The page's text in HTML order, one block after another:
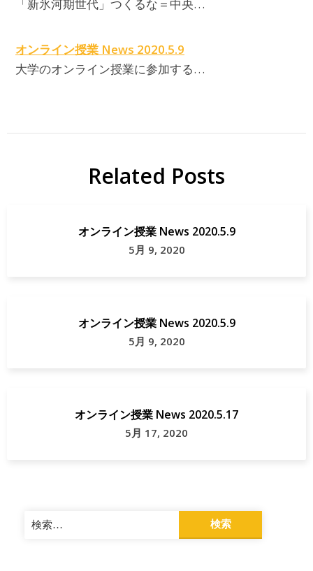
「新氷河期世代」つくるな＝中央…
オンライン授業 News 2020.5.9
大学のオンライン授業に参加する…
Related Posts
オンライン授業 News 2020.5.9
5月 9, 2020
オンライン授業 News 2020.5.9
5月 9, 2020
オンライン授業 News 2020.5.17
5月 17, 2020
検
索: